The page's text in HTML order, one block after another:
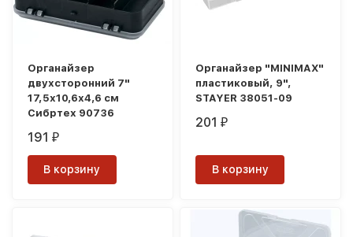
Органайзер
двухсторонний 7"
17,5х10,6х4,6 см
Сибртех 90736
191₽
В корзину
Органайзер "MINIMAX"
пластиковый, 9",
STAYER 38051-09
201₽
В корзину